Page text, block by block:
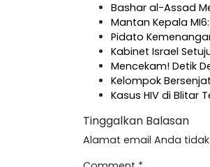
Bashar al-Assad
Mantan Kepala
Pidato
Kabinet Israel
Mencekam! Detik
Kelompok
Kasus HIV di Blitar
Tinggalkan Balasan
Alamat email Anda